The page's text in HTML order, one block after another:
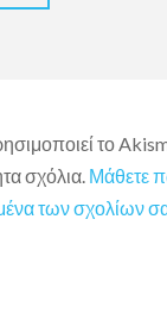
το
σχόλια. Μάθετε
των σχολίων